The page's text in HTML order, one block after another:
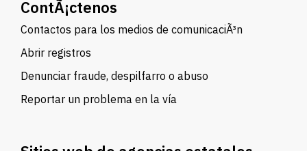
ContÃ¡ctenos
Contactos para los medios de comunicaciÃ³n
Abrir registros
Denunciar fraude, despilfarro o abuso
Reportar un problema en la vía